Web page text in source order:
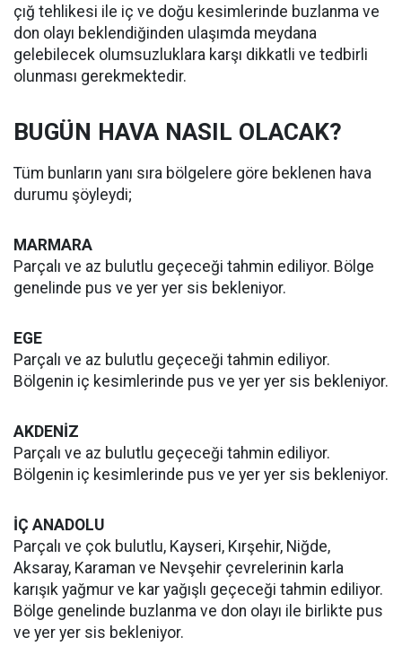
çığ tehlikesi ile iç ve doğu kesimlerinde buzlanma ve
don olayı beklendiğinden ulaşımda meydana
gelebilecek olumsuzluklara karşı dikkatli ve tedbirli
olunması gerekmektedir.
BUGÜN HAVA NASIL OLACAK?
Tüm bunların yanı sıra bölgelere göre beklenen hava
durumu şöyleydi;
MARMARA
Parçalı ve az bulutlu geçeceği tahmin ediliyor. Bölge
genelinde pus ve yer yer sis bekleniyor.
EGE
Parçalı ve az bulutlu geçeceği tahmin ediliyor.
Bölgenin iç kesimlerinde pus ve yer yer sis bekleniyor.
AKDENİZ
Parçalı ve az bulutlu geçeceği tahmin ediliyor.
Bölgenin iç kesimlerinde pus ve yer yer sis bekleniyor.
İÇ ANADOLU
Parçalı ve çok bulutlu, Kayseri, Kırşehir, Niğde,
Aksaray, Karaman ve Nevşehir çevrelerinin karla
karışık yağmur ve kar yağışlı geçeceği tahmin ediliyor.
Bölge genelinde buzlanma ve don olayı ile birlikte pus
ve yer yer sis bekleniyor.